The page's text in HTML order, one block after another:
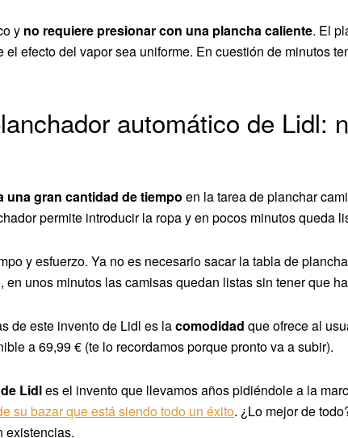
y no requiere presionar con una plancha caliente. El
efecto del vapor sea uniforme. En cuestión de minutos
automático de Lidl:
una gran cantidad de tiempo en la tarea de planchar
permite introducir la ropa y en pocos minutos queda
y esfuerzo. Ya no es necesario sacar la tabla de
unos minutos las camisas quedan listas sin tener que
de este invento de Lidl es lacomodidad que ofrece al
a 69,99 € (te lo recordamos porque pronto va a subir).
Lidles el invento que llevamos años pidiéndole a la
su bazar que está siendo todo un éxito. ¿Lo mejor de
existencias.